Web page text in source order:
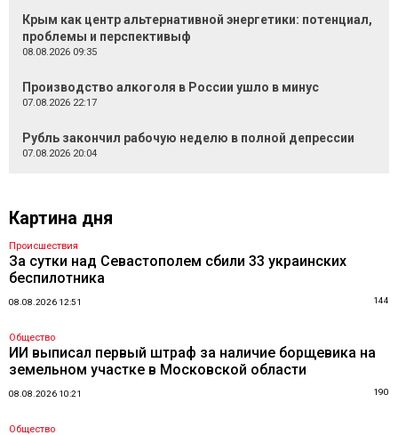
Крым как центр альтернативной энергетики: потенциал,
проблемы и перспективыф
08.08.2026 09:35
Производство алкоголя в России ушло в минус
07.08.2026 22:17
Рубль закончил рабочую неделю в полной депрессии
07.08.2026 20:04
Картина дня
Происшествия
За сутки над Севастополем сбили 33 украинских
беспилотника
08.08.2026 12:51 144
Общество
ИИ выписал первый штраф за наличие борщевика на
земельном участке в Московской области
08.08.2026 10:21 190
Общество